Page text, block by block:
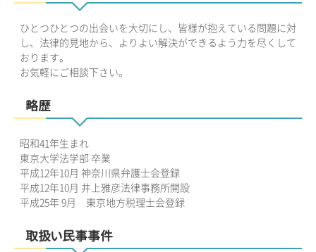
ひとつひとつの出会いを大切にし、皆様が抱えている問題に対
し、法律的見地から、よりよい解決ができるよう力を尽くして
おります。
お気軽にご相談下さい。
略歴
昭和41年生まれ
東京大学法学部 卒業
平成12年10月 神奈川県弁護士会登録
平成12年10月 井上雅彦法律事務所開設
平成25年 9月 東京地方税理士会登録
取扱い民事事件